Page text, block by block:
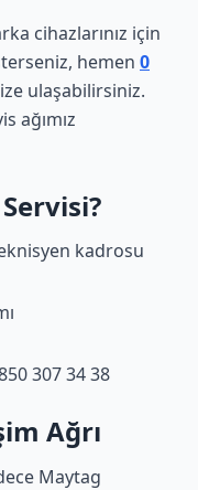
cihazlarınız için
hemen 0
ulaşabilirsiniz.
ağımız
kadrosu
307 34 38
Ağrı
Maytag